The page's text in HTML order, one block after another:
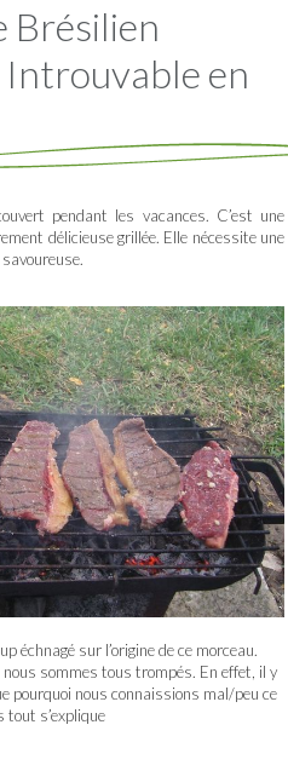
Brésilien
en
pendant les vacances. C’est une
délicieuse grillée. Elle nécessite une
échnagé sur l’origine de ce morceau.
sommes tous trompés. En effet, il y
pourquoi nous connaissions mal/peu ce
tout s’explique